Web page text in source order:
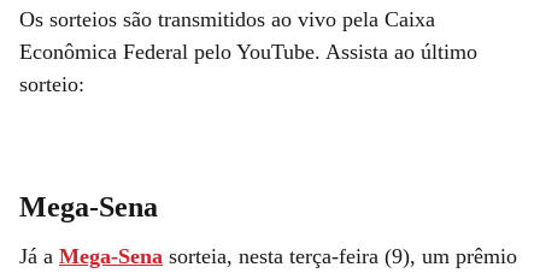
Os sorteios são transmitidos ao vivo pela Caixa
Econômica Federal pelo YouTube. Assista ao último
sorteio:
Mega-Sena
Já a Mega-Sena sorteia, nesta terça-feira (9), um prêmio